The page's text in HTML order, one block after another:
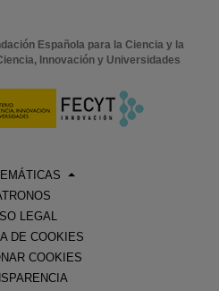
Española para la Ciencia y la
Innovación y Universidades
LEGAL
DE COOKIES
COOKIES